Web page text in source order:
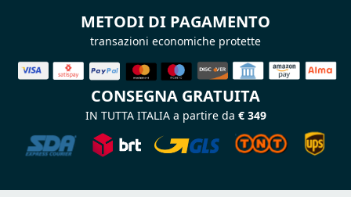
METODI DI PAGAMENTO
transazioni economiche protette
CONSEGNA GRATUITA
IN TUTTA ITALIA a partire da € 349